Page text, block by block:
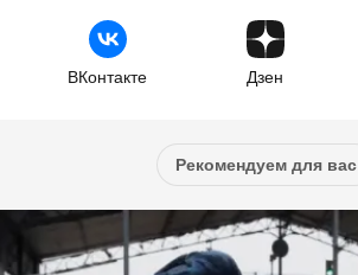
ВКонтакте Дзен
Рекомендуем для вас